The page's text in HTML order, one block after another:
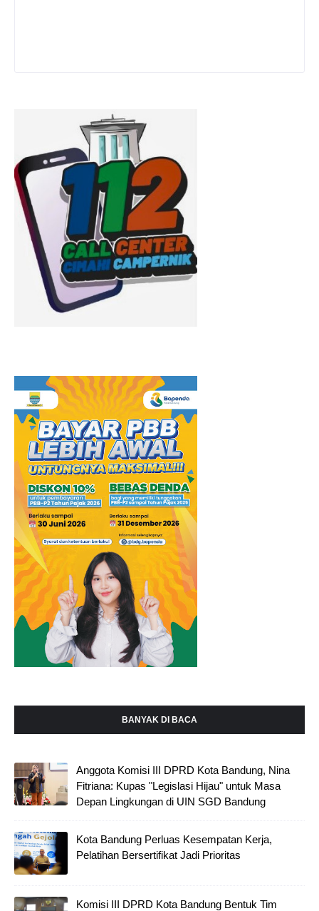
BANYAK DI BACA
Anggota Komisi III DPRD Kota Bandung, Nina
Fitriana: Kupas "Legislasi Hijau" untuk Masa
Depan Lingkungan di UIN SGD Bandung
Kota Bandung Perluas Kesempatan Kerja,
Pelatihan Bersertifikat Jadi Prioritas
Komisi III DPRD Kota Bandung Bentuk Tim